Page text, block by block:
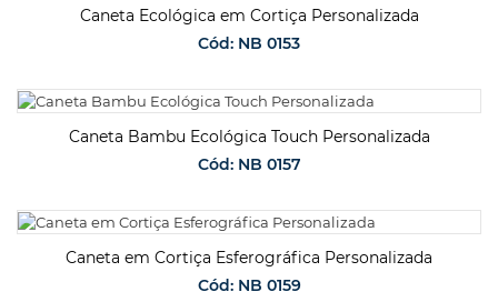
Caneta Ecológica em Cortiça Personalizada
Cód: NB 0153
SOLICITAR ORÇAMENTO
Caneta Bambu Ecológica Touch Personalizada
Cód: NB 0157
SOLICITAR ORÇAMENTO
Caneta em Cortiça Esferográfica Personalizada
Cód: NB 0159